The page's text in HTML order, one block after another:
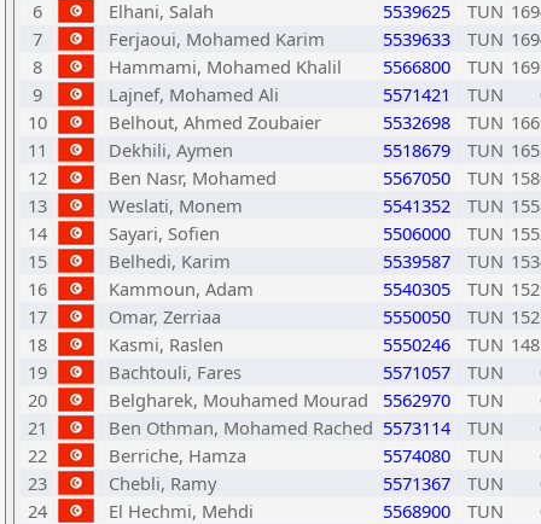
6
Elhani, Salah 5539625 TUN
7
Ferjaoui, Mohamed Karim 5539633 TUN
8
Hammami, Mohamed Khalil 5566800 TUN
9
Lajnef, Mohamed Ali 5571421 TUN
10
Belhout, Ahmed Zoubaier 5532698 TUN
11
Dekhili, Aymen 5518679 TUN
12
Ben Nasr, Mohamed 5567050 TUN
13
Weslati, Monem 5541352 TUN
14
Sayari, Sofien 5506000 TUN
15
Belhedi, Karim 5539587 TUN
16
Kammoun, Adam 5540305 TUN
17
Omar, Zerriaa 5550050 TUN
18
Kasmi, Raslen 5550246 TUN
19
Bachtouli, Fares 5571057 TUN
20
Belgharek, Mouhamed Mourad 5562970 TUN
21
Ben Othman, Mohamed Rached 5573114 TUN
22
Berriche, Hamza 5574080 TUN
23
Chebli, Ramy 5571367 TUN
24
El Hechmi, Mehdi 5568900 TUN